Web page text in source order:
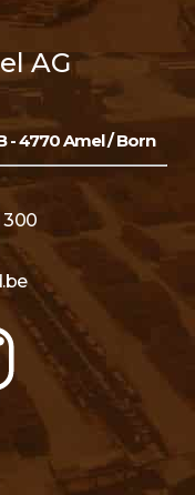
AG
- 4770 Amel / Born
300